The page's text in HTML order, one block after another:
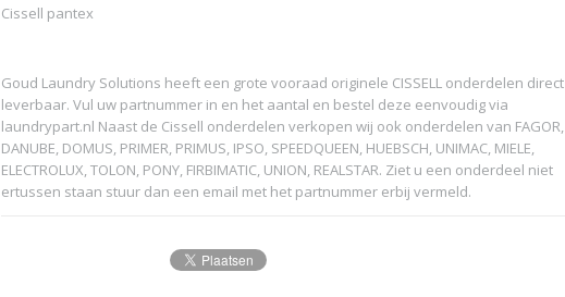
Cissell pantex
Goud Laundry Solutions heeft een grote vooraad originele CISSELL onderdelen direct
leverbaar. Vul uw partnummer in en het aantal en bestel deze eenvoudig via
laundrypart.nl Naast de Cissell onderdelen verkopen wij ook onderdelen van FAGOR,
DANUBE, DOMUS, PRIMER, PRIMUS, IPSO, SPEEDQUEEN, HUEBSCH, UNIMAC, MIELE,
ELECTROLUX, TOLON, PONY, FIRBIMATIC, UNION, REALSTAR. Ziet u een onderdeel niet
ertussen staan stuur dan een email met het partnummer erbij vermeld.